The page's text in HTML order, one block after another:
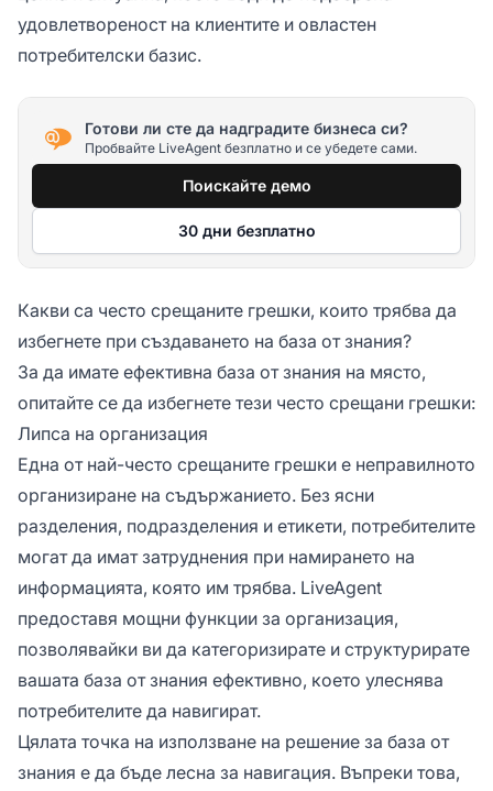
удовлетвореност на клиентите и овластен
потребителски базис.
Готови ли сте да надградите бизнеса си?
Пробвайте LiveAgent безплатно и се убедете сами.
Поискайте демо
30 дни безплатно
Какви са често срещаните грешки, които трябва да
избегнете при създаването на база от знания?
За да имате ефективна база от знания на място,
опитайте се да избегнете тези често срещани грешки:
Липса на организация
Една от най-често срещаните грешки е неправилното
организиране на съдържанието. Без ясни
разделения, подразделения и етикети, потребителите
могат да имат затруднения при намирането на
информацията, която им трябва. LiveAgent
предоставя мощни функции за организация,
позволявайки ви да категоризирате и структурирате
вашата база от знания ефективно, което улеснява
потребителите да навигират.
Цялата точка на използване на решение за база от
знания е да бъде лесна за навигация. Въпреки това,